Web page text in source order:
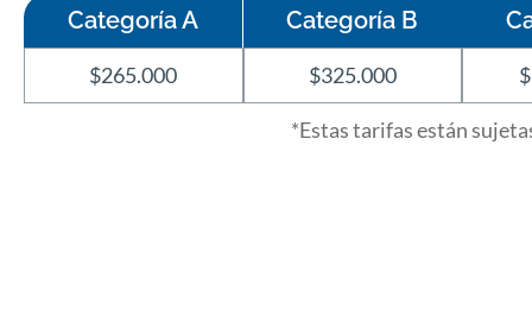
Categoría A Categoría B
$265.000 $325.000
*Estas tarifas están